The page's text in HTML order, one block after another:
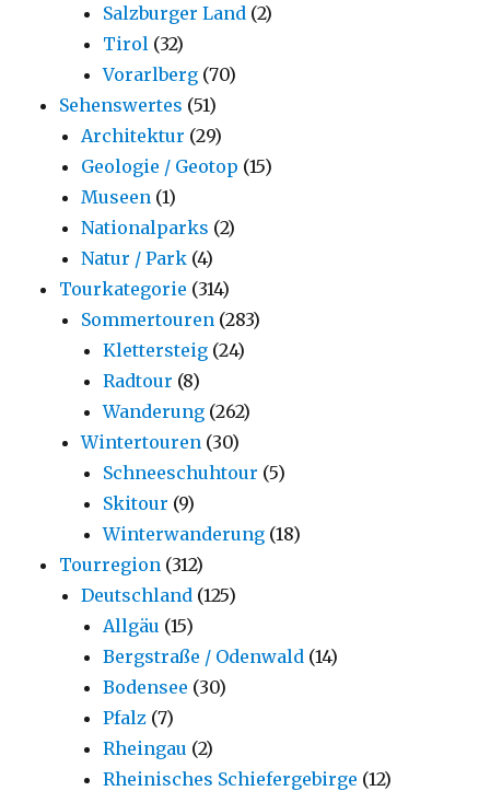
Salzburger Land (2)
Tirol (32)
Vorarlberg (70)
Sehenswertes (51)
Architektur (29)
Geologie / Geotop (15)
Museen (1)
Nationalparks (2)
Natur / Park (4)
Tourkategorie (314)
Sommertouren (283)
Klettersteig (24)
Radtour (8)
Wanderung (262)
Wintertouren (30)
Schneeschuhtour (5)
Skitour (9)
Winterwanderung (18)
Tourregion (312)
Deutschland (125)
Allgäu (15)
Bergstraße / Odenwald (14)
Bodensee (30)
Pfalz (7)
Rheingau (2)
Rheinisches Schiefergebirge (12)